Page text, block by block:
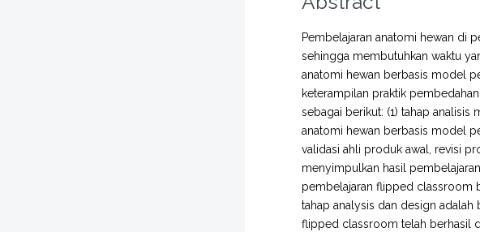
Pembelajaran anatomi hewan di
sehingga membutuhkan waktu
anatomi hewan berbasis model
keterampilan praktik
sebagai berikut: (1) tahap
anatomi hewan berbasis model
validasi ahli produk awal, revisi
menyimpulkan hasil
pembelajaran flipped classroom
tahap analysis dan design
flipped classroom telah berhasil